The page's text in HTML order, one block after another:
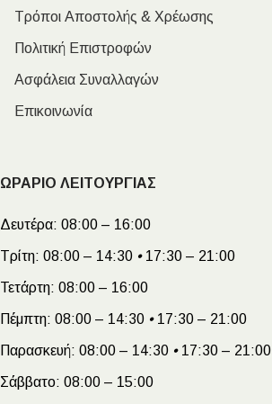
Τρόποι Αποστολής & Χρέωσης
Πολιτική Επιστροφών
Ασφάλεια Συναλλαγών
Επικοινωνία
ΩΡΑΡΙΟ ΛΕΙΤΟΥΡΓΙΑΣ
Δευτέρα: 08:00 – 16:00
Τρίτη: 08:00 – 14:30 •17:30 – 21:00
Τετάρτη: 08:00 – 16:00
Πέμπτη: 08:00 – 14:30 •17:30 – 21:00
Παρασκευή: 08:00 – 14:30 •17:30 – 21:00
Σάββατο: 08:00 – 15:00